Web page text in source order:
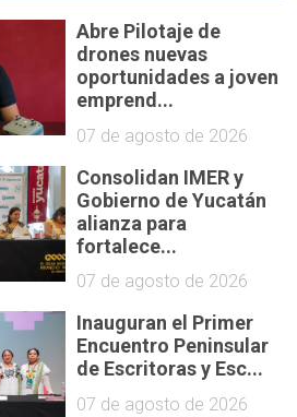
Abre Pilotaje de
drones nuevas
oportunidades a joven
emprend...
07 de agosto de 2026
Consolidan IMER y
Gobierno de Yucatán
alianza para
fortalece...
07 de agosto de 2026
Inauguran el Primer
Encuentro Peninsular
de Escritoras y Esc...
07 de agosto de 2026